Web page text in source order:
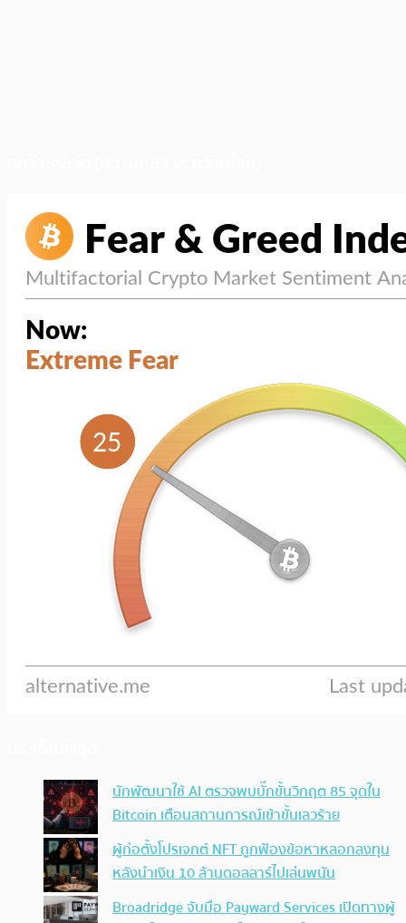
นักพัฒนาใช้ AI ตรวจพบบั๊กขั้นวิกฤต 85 จุดใน
Bitcoin เตือนสถานการณ์เข้าขั้นเลวร้าย
ผู้ก่อตั้งโปรเจกต์ NFT ถูกฟ้องข้อหาหลอกลงทุน
หลังนำเงิน 10 ล้านดอลลาร์ไปเล่นพนัน
Broadridge จับมือ Payward Services เปิดทางผู้